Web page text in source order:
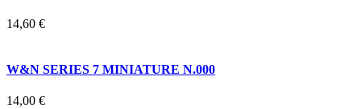
14,60 €
W&N SERIES 7 MINIATURE N.000
14,00 €